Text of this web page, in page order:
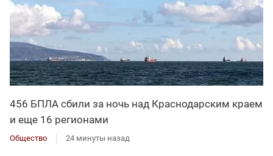
456 БПЛА сбили за ночь над Краснодарским краем
и еще 16 регионами
Общество 24 минуты назад